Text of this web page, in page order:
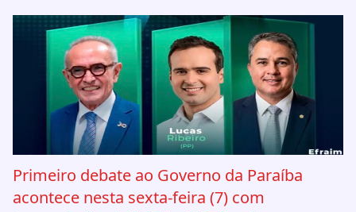
Primeiro debate ao Governo da Paraíba
acontece nesta sexta-feira (7) com